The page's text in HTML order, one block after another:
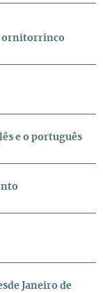
ornitorrinco
e o português
Janeiro de